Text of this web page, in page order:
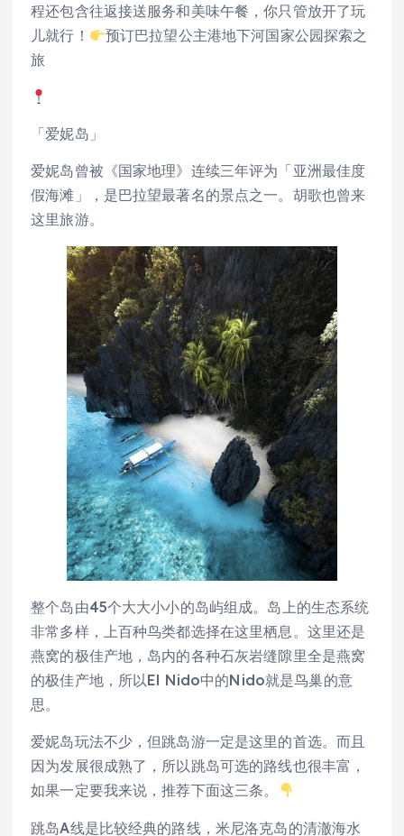
程还包含往返接送服务和美味午餐，你只管放开了玩
儿就行！
预订巴拉望公主港地下河国家公园探索之
旅
「爱妮岛」
爱妮岛曾被《国家地理》连续三年评为「亚洲最佳度
假海滩」，是巴拉望最著名的景点之一。胡歌也曾来
这里旅游。
整个岛由45个大大小小的岛屿组成。岛上的生态系统
非常多样，上百种鸟类都选择在这里栖息。这里还是
燕窝的极佳产地，岛内的各种石灰岩缝隙里全是燕窝
的极佳产地，所以El Nido中的Nido就是鸟巢的意
思。
爱妮岛玩法不少，但跳岛游一定是这里的首选。而且
因为发展很成熟了，所以跳岛可选的路线也很丰富，
如果一定要我来说，推荐下面这三条。
跳岛A线是比较经典的路线，米尼洛克岛的清澈海水